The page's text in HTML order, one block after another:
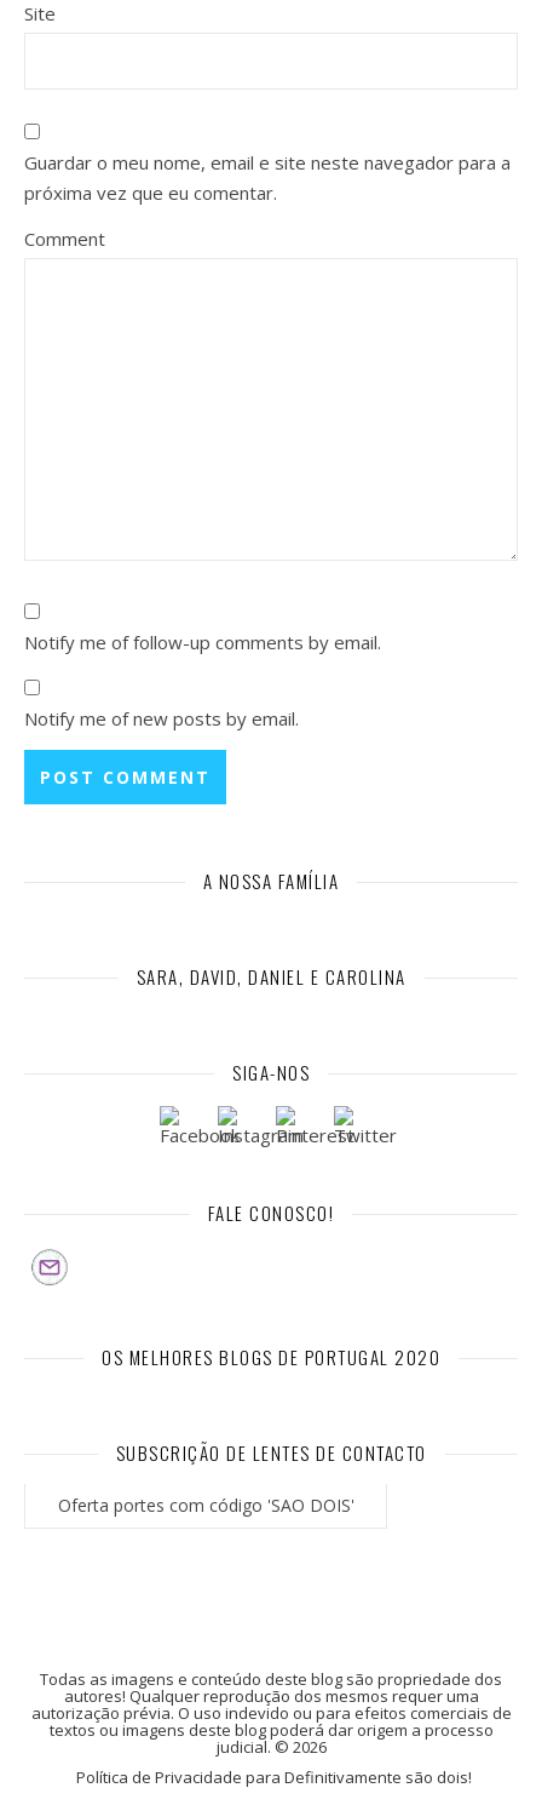
Site
Guardar o meu nome, email e site neste navegador para a
próxima vez que eu comentar.
Comment
Notify me of follow-up comments by email.
Notify me of new posts by email.
A NOSSA FAMÍLIA
SARA, DAVID, DANIEL E CAROLINA
SIGA-NOS
FALE CONOSCO!
OS MELHORES BLOGS DE PORTUGAL 2020
SUBSCRIÇÃO DE LENTES DE CONTACTO
Oferta portes com código 'SAO DOIS'
Todas as imagens e conteúdo deste blog são propriedade dos
autores! Qualquer reprodução dos mesmos requer uma
autorização prévia. O uso indevido ou para efeitos comerciais de
textos ou imagens deste blog poderá dar origem a processo
judicial. © 2026
Política de Privacidade para Definitivamente são dois!